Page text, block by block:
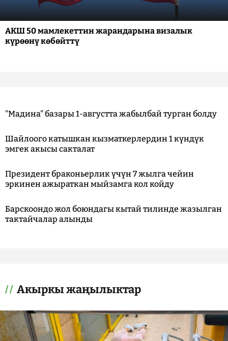
АКШ 50 мамлекеттин жарандарына визалык
күрөөнү көбөйттү
"Мадина" базары 1-августта жабылбай турган болду
Шайлоого катышкан кызматкерлердин 1 күндүк
эмгек акысы сакталат
Президент браконьерлик үчүн 7 жылга чейин
эркинен ажыраткан мыйзамга кол койду
Барскоондо жол боюндагы кытай тилинде жазылган
тактайчалар алынды
Акыркы жаңылыктар